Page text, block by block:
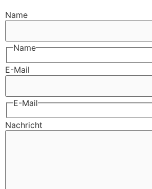
Name
Name
E-Mail
E-Mail
Nachricht